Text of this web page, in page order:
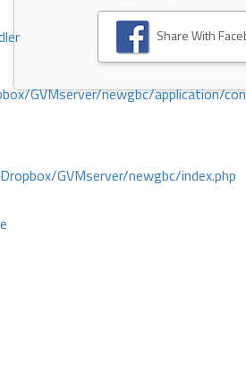
GVMserver/newgbc/application/
GVMserver/newgbc/index.php
Share With